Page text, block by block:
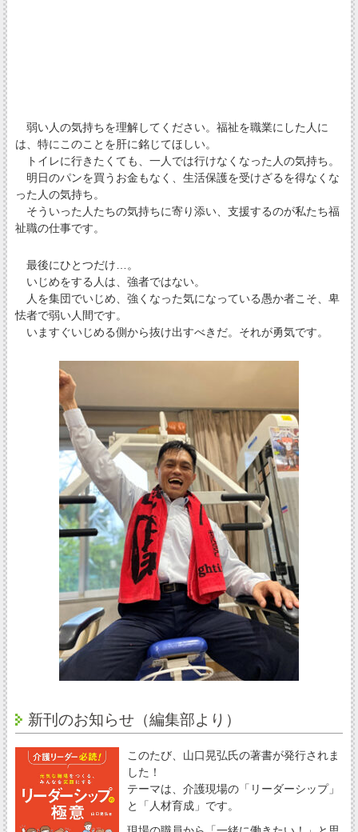
弱い人の気持ちを理解してください。福祉を職業にした人に
は、特にこのことを肝に銘じてほしい。
トイレに行きたくても、一人では行けなくなった人の気持ち。
明日のパンを買うお金もなく、生活保護を受けざるを得なくな
った人の気持ち。
そういった人たちの気持ちに寄り添い、支援するのが私たち福
祉職の仕事です。
最後にひとつだけ…。
いじめをする人は、強者ではない。
人を集団でいじめ、強くなった気になっている愚か者こそ、卑
怯者で弱い人間です。
いますぐいじめる側から抜け出すべきだ。それが勇気です。
新刊のお知らせ（編集部より）
このたび、山口晃弘氏の著書が発行されま
した！
テーマは、介護現場の「リーダーシップ」
と「人材育成」です。